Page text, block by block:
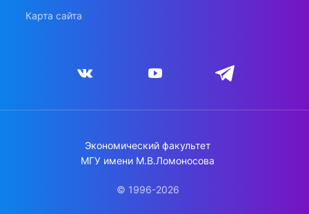
Карта сайта
Экономический факультет
МГУ имени М.В.Ломоносова
© 1996-2026